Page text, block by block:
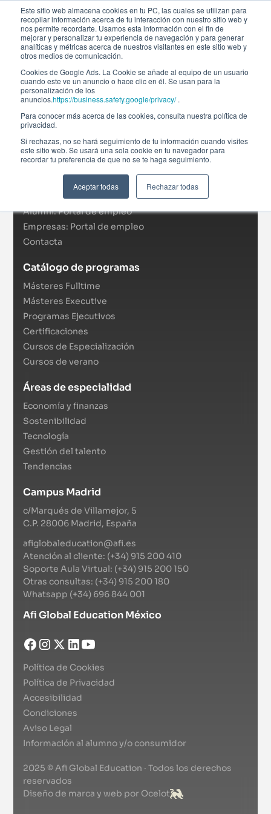
Este sitio web almacena cookies en tu PC, las cuales se utilizan para
recopilar información acerca de tu interacción con nuestro sitio web y
nos permite recordarte. Usamos esta información con el fin de
mejorar y personalizar tu experiencia de navegación y para generar
analíticas y métricas acerca de nuestros visitantes en este sitio web y
otros medios de comunicación.
Cookies de Google Ads. La Cookie se añade al equipo de un usuario
cuando este ve un anuncio o hace clic en él. Se usan para la
personalización de los
anuncios.https://business.safety.google/privacy/.
Para conocer más acerca de las cookies, consulta nuestra política de
privacidad.
Si rechazas, no se hará seguimiento de tu información cuando visites
este sitio web. Se usará una sola cookie en tu navegador para
recordar tu preferencia de que no se te haga seguimiento.
Aceptar todas Rechazar todas
Afi Global Education
Sobre nosotros
RSC
Campus virtual
Alumni: Portal de empleo
Empresas: Portal de empleo
Contacta
Catálogo de programas
Másteres Fulltime
Másteres Executive
Programas Ejecutivos
Certificaciones
Cursos de Especialización
Cursos de verano
Áreas de especialidad
Economía y finanzas
Sostenibilidad
Tecnología
Gestión del talento
Tendencias
Campus Madrid
c/Marqués de Villamejor, 5
C.P. 28006 Madrid, España
afiglobaleducation@afi.es
Atención al cliente: (+34) 915 200 410
Soporte Aula Virtual: (+34) 915 200 150
Otras consultas: (+34) 915 200 180
Whatsapp (+34) 696 844 001
Afi Global Education México
Política de Cookies
Política de Privacidad
Accesibilidad
Condiciones
Aviso Legal
Información al alumno y/o consumidor
2025 © Afi Global Education · Todos los derechos
reservados
Diseño de marca y web por Ocelot